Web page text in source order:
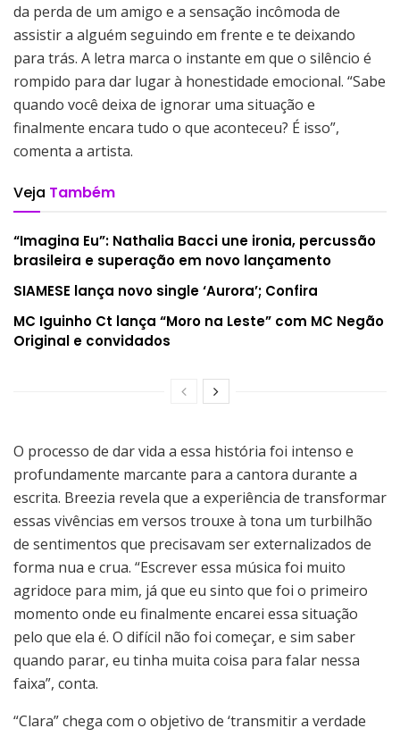
da perda de um amigo e a sensação incômoda de
assistir a alguém seguindo em frente e te deixando
para trás. A letra marca o instante em que o silêncio é
rompido para dar lugar à honestidade emocional. “Sabe
quando você deixa de ignorar uma situação e
finalmente encara tudo o que aconteceu? É isso”,
comenta a artista.
Veja Também
“Imagina Eu”: Nathalia Bacci une ironia, percussão
brasileira e superação em novo lançamento
SIAMESE lança novo single ‘Aurora’; Confira
MC Iguinho Ct lança “Moro na Leste” com MC Negão
Original e convidados
O processo de dar vida a essa história foi intenso e
profundamente marcante para a cantora durante a
escrita. Breezia revela que a experiência de transformar
essas vivências em versos trouxe à tona um turbilhão
de sentimentos que precisavam ser externalizados de
forma nua e crua. “Escrever essa música foi muito
agridoce para mim, já que eu sinto que foi o primeiro
momento onde eu finalmente encarei essa situação
pelo que ela é. O difícil não foi começar, e sim saber
quando parar, eu tinha muita coisa para falar nessa
faixa”, conta.
“Clara” chega com o objetivo de ‘transmitir a verdade